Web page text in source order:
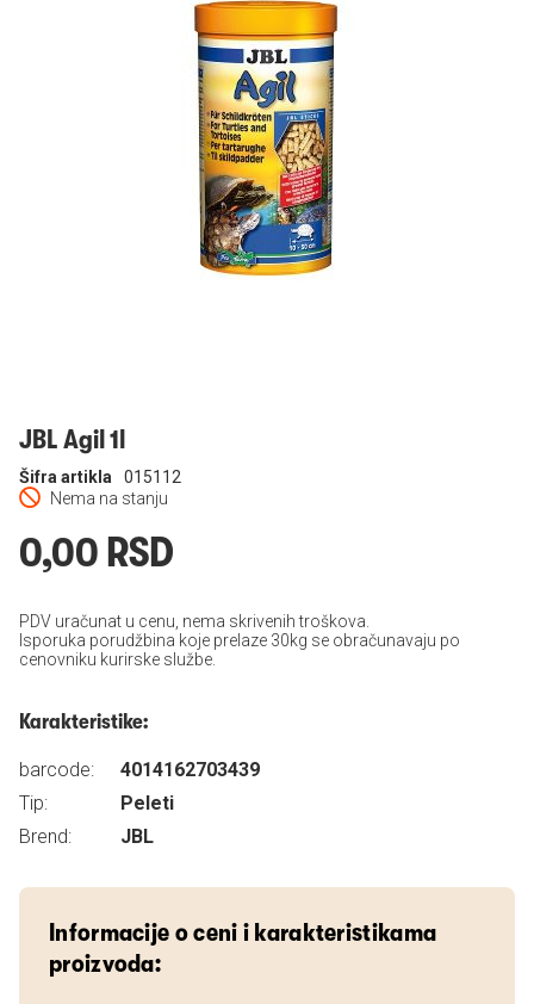
JBL Agil 1l
Nema na stanju
Šifra artikla 015112
0,00 RSD
PDV uračunat u cenu, nema skrivenih troškova.
Isporuka porudžbina koje prelaze 30kg se obračunavaju po
cenovniku kurirske službe.
Karakteristike:
barcode:
4014162703439
Tip:
Peleti
Brend:
JBL
Informacije o ceni i karakteristikama
proizvoda: